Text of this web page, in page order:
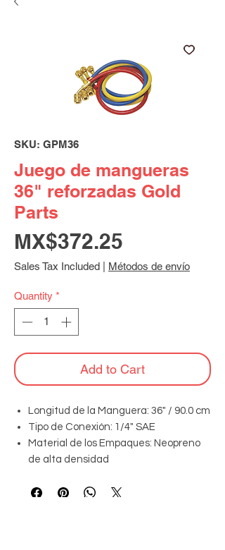
SKU: GPM36
Juego de mangueras
36" reforzadas Gold
Parts
MX$372.25
Sales Tax Included Métodos de envío
Quantity *
Add to Cart
Longitud de la Manguera: 36" / 90.0 cm
Tipo de Conexión: 1/4" SAE
Material de los Empaques: Neopreno
de alta densidad